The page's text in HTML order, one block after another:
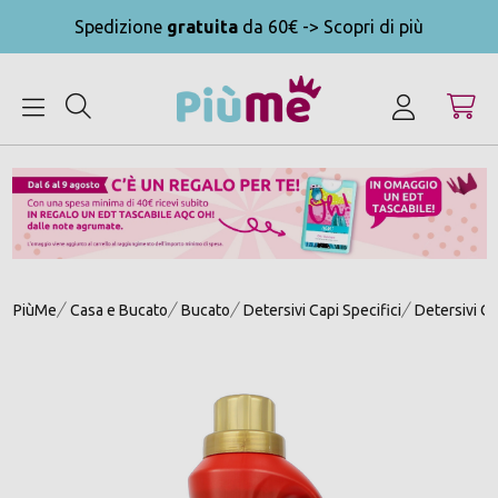
Spedizione gratuita da 60€ -> Scopri di più
PiùMe Casa e Bucato Bucato Detersivi Capi Specifici Detersivi